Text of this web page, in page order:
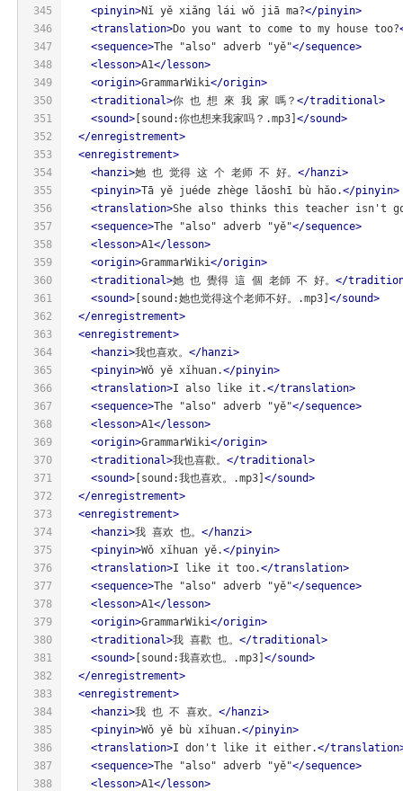
345
346
347
348
349
350
351
352
353
354
355
356
357
358
359
360
361
362
363
364
365
366
367
368
369
370
371
372
373
374
375
376
377
378
379
380
381
382
383
384
385
386
387
388
<pinyin>Nǐ yě xiǎng lái wǒ jiā ma?</pinyin>
<translation>Do you want to come to my house too?
<sequence>The "also" adverb "yě"</sequence>
<lesson>A1</lesson>
<origin>GrammarWiki</origin>
<traditional>你 也 想 來 我 家 嗎？ </traditional>
<sound> [sound:你也想来我家吗？.mp3] </sound>
</enregistrement>
<enregistrement>
<hanzi>她 也 觉得 这 个 老师 不 好。 </hanzi>
<pinyin>Tā yě juéde zhège lǎoshī bù hǎo.</pinyin>
<translation>She also thinks this teacher isn't
<sequence>The "also" adverb "yě"</sequence>
<lesson>A1</lesson>
<origin>GrammarWiki</origin>
<traditional>她 也 覺得 這 個 老師 不 好。 </
<sound> [sound:她也觉得这个老师不好。.mp3] </sound>
</enregistrement>
<enregistrement>
<hanzi>我也喜欢。 </hanzi>
<pinyin>Wǒ yě xǐhuan.</pinyin>
<translation>I also like it.</translation>
<sequence>The "also" adverb "yě"</sequence>
<lesson>A1</lesson>
<origin>GrammarWiki</origin>
<traditional>我也喜歡。 </traditional>
<sound> [sound:我也喜欢。.mp3] </sound>
</enregistrement>
<enregistrement>
<hanzi>我 喜欢 也。 </hanzi>
<pinyin>Wǒ xǐhuan yě.</pinyin>
<translation>I like it too.</translation>
<sequence>The "also" adverb "yě"</sequence>
<lesson>A1</lesson>
<origin>GrammarWiki</origin>
<traditional>我 喜歡 也。 </traditional>
<sound> [sound:我喜欢也。.mp3] </sound>
</enregistrement>
<enregistrement>
<hanzi>我 也 不 喜欢。 </hanzi>
<pinyin>Wǒ yě bù xǐhuan.</pinyin>
<translation>I don't like it either.</translation
<sequence>The "also" adverb "yě"</sequence>
<lesson>A1</lesson>